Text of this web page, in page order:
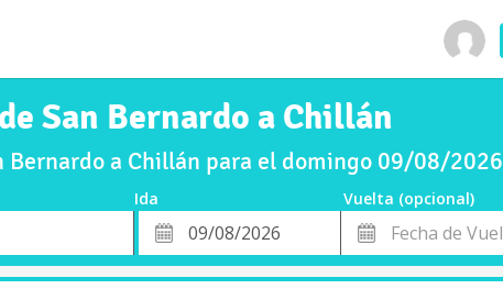
San Bernardo a Chillán
Bernardo a Chillán para el domingo 09/08/2026
Ida
Vuelta (opcional)
Fecha
de
Fecha
de
Vuelta